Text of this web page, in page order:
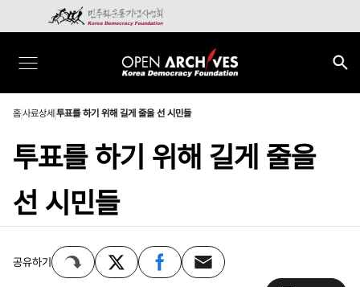
홈사료상세 투표를 하기 위해 길게 줄을 선 시민들
투표를 하기 위해 길게 줄을
선 시민들
공유하기